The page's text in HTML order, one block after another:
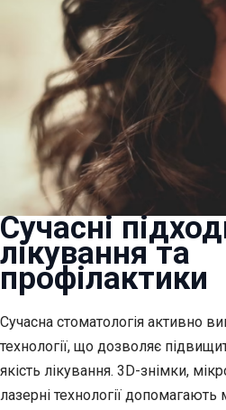
Сучасні
лікування та
профілактики
Сучасна стоматологія активно
технології, що дозволяє
якість лікування. 3D-знімки,
лазерні технології допомагають